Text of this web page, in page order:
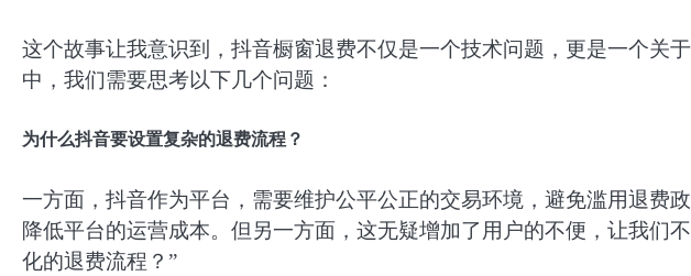
这个故事让我意识到，抖音橱窗退费不仅是一个技术问题，更是一个关
中，我们需要思考以下几个问题：
为什么抖音要设置复杂的退费流程？
一方面，抖音作为平台，需要维护公平公正的交易环境，避免滥用退费
降低平台的运营成本。但另一方面，这无疑增加了用户的不便，让我们
化的退费流程？”